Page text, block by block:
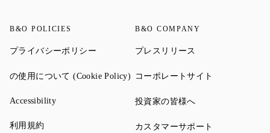
B&O POLICIES
プライバシーポリシー Link Opens in New Tab
の使用について (Cookie Policy) Link Opens in New Tab
AccessibilityLink Opens in New Tab
利用規約
B&O COMPANY
プレスリリース
コーポレートサイト
投資家の皆様へ
カスタマーサポート